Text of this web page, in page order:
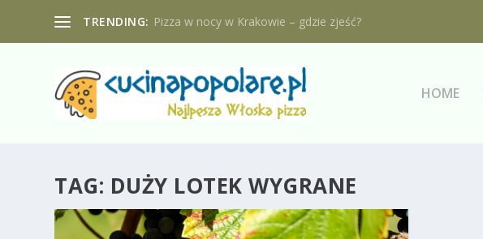
TRENDING: Pizza w nocy w Krakowie – gdzie zjeść?
HOME
TAG: DUŻY LOTEK WYGRANE